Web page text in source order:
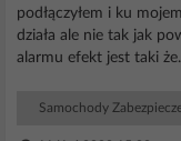
podłączyłem i ku
działa ale nie tak jak
alarmu efekt jest taki
Samochody